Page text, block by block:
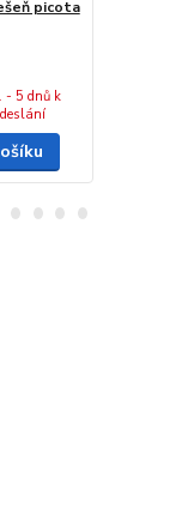
picota
- 5 dnů k